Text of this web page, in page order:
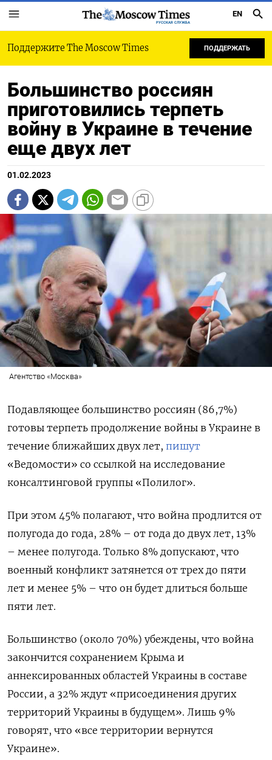
РУССКАЯ СЛУЖБА
EN
Поддержите The Moscow Times ПОДДЕРЖАТЬ
Большинство россиян
приготовились терпеть
войну в Украине в течение
еще двух лет
01.02.2023
Агентство «Москва»
Подавляющее большинство россиян (86,7%)
готовы терпеть продолжение войны в Украине в
течение ближайших двух лет, пишут
«Ведомости» со ссылкой на исследование
консалтинговой группы «Полилог».
При этом 45% полагают, что война продлится от
полугода до года, 28% – от года до двух лет, 13%
– менее полугода. Только 8% допускают, что
военный конфликт затянется от трех до пяти
лет и менее 5% – что он будет длиться больше
пяти лет.
Большинство (около 70%) убеждены, что война
закончится сохранением Крыма и
аннексированных областей Украины в составе
России, а 32% ждут «присоединения других
территорий Украины в будущем». Лишь 9%
говорят, что «все территории вернутся
Украине».